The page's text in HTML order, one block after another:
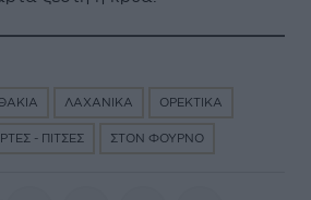
ΛΑΧΑΝΙΚΑ ΟΡΕΚΤΙΚΑ
- ΠΙΤΣΕΣ ΣΤΟΝ ΦΟΥΡΝΟ